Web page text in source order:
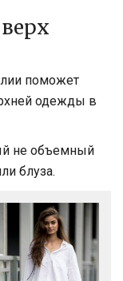
поможет
одежды в
не объемный
блуза.